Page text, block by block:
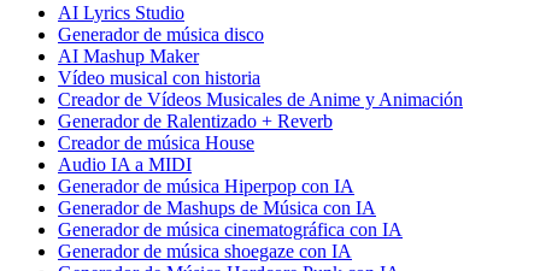
AI Lyrics Studio
Generador de música disco
AI Mashup Maker
Vídeo musical con historia
Creador de Vídeos Musicales de Anime y Animación
Generador de Ralentizado + Reverb
Creador de música House
Audio IA a MIDI
Generador de música Hiperpop con IA
Generador de Mashups de Música con IA
Generador de música cinematográfica con IA
Generador de música shoegaze con IA